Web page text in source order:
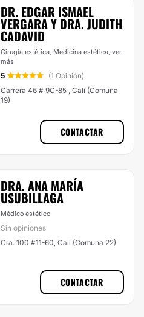
DR. EDGAR ISMAEL
VERGARA Y DRA. JUDITH
CADAVID
Cirugía estética, Medicina estética, ver
más
5
(1 Opinión)
Carrera 46 # 9C-85 , Cali (Comuna
19)
CONTACTAR
DRA. ANA MARÍA
USUBILLAGA
Médico estético
Sin opiniones
Cra. 100 #11-60, Cali (Comuna 22)
CONTACTAR